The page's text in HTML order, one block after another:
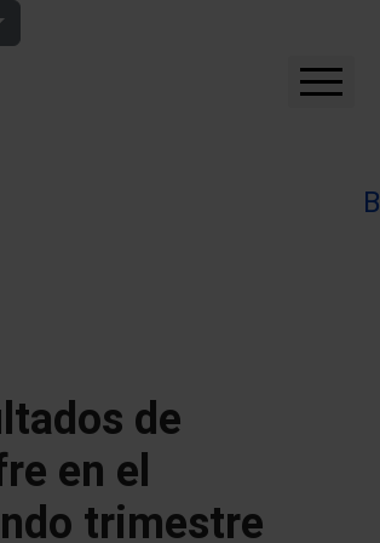
idioma
APRENDE MÁS
de
en el
trimestre